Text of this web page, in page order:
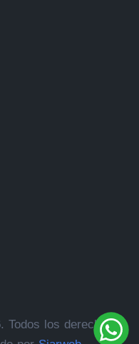
Todos los derechos